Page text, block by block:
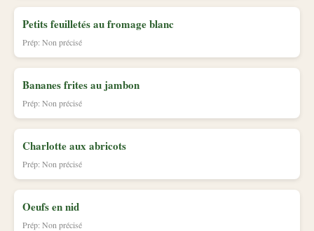
Petits feuilletés au fromage blanc
Prép: Non précisé
Bananes frites au jambon
Prép: Non précisé
Charlotte aux abricots
Prép: Non précisé
Oeufs en nid
Prép: Non précisé